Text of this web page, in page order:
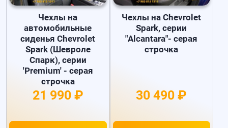
Чехлы на
автомобильные
сиденья Chevrolet
Spark (Шевроле
Спарк), серии
'Premium' - серая
строчка
21 990 ₽
Чехлы на Chevrolet
Spark, серии
"Alcantara"- серая
строчка
30 490 ₽